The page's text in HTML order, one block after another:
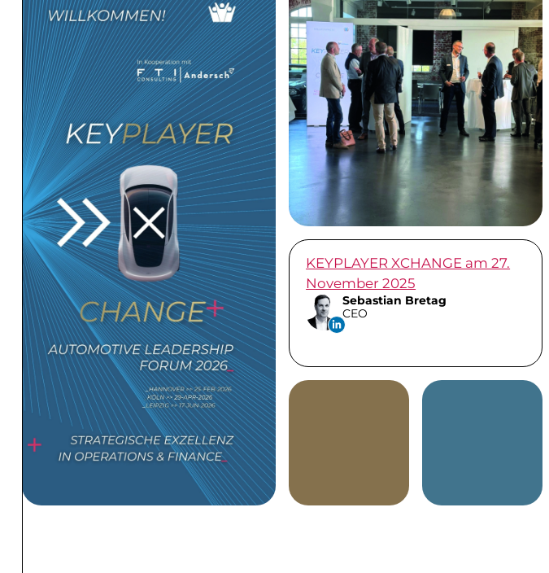
KEYPLAYER XCHANGE am 27.
November 2025
Sebastian Bretag
CEO